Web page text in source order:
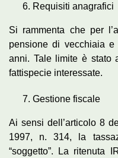
Requisiti anagrafici
Si rammenta che per
pensione di vecchiaia
anni. Tale limite è stato
fattispecie interessate.
Gestione fiscale
Ai sensi dell’articolo 8
1997, n. 314, la
“soggetto”. La ritenuta